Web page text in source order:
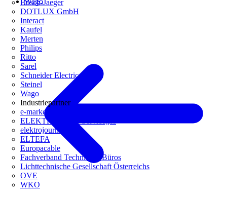
Busch-Jaeger
DOTLUX GmbH
Interact
Kaufel
Merten
Philips
Ritto
Sarel
Schneider Electric
Steinel
Wago
Industriepartner
e-marke
ELEKTRO Daten Serviceges
elektrojournal
ELTEFA
Europacable
Fachverband Technische Büros
Lichttechnische Gesellschaft Österreichs
OVE
WKO